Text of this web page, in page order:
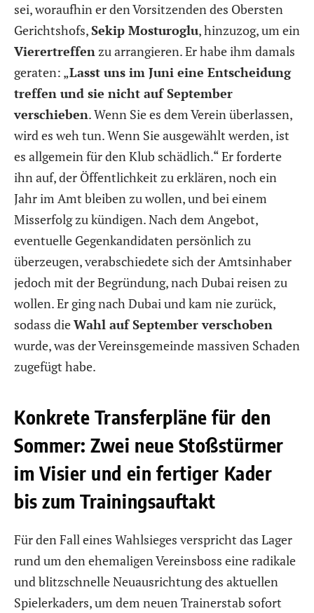
sei, woraufhin er den Vorsitzenden des Obersten
Gerichtshofs,Sekip Mosturoglu, hinzuzog, um ein
Vierertreffenzu arrangieren. Er habe ihm damals
geraten: „Lasst uns im Juni eine Entscheidung
treffen und sie nicht auf September
verschieben. Wenn Sie es dem Verein überlassen,
wird es weh tun. Wenn Sie ausgewählt werden, ist
es allgemein für den Klub schädlich.“ Er forderte
ihn auf, der Öffentlichkeit zu erklären, noch ein
Jahr im Amt bleiben zu wollen, und bei einem
Misserfolg zu kündigen. Nach dem Angebot,
eventuelle Gegenkandidaten persönlich zu
überzeugen, verabschiedete sich der Amtsinhaber
jedoch mit der Begründung, nach Dubai reisen zu
wollen. Er ging nach Dubai und kam nie zurück,
sodass dieWahl auf September verschoben
wurde, was der Vereinsgemeinde massiven Schaden
zugefügt habe.
Konkrete Transferpläne für den
Sommer: Zwei neue Stoßstürmer
im Visier und ein fertiger Kader
bis zum Trainingsauftakt
Für den Fall eines Wahlsieges verspricht das Lager
rund um den ehemaligen Vereinsboss eine radikale
und blitzschnelle Neuausrichtung des aktuellen
Spielerkaders, um dem neuen Trainerstab sofort